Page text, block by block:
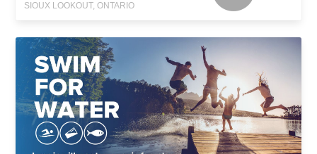
SIOUX LOOKOUT, ONTARIO